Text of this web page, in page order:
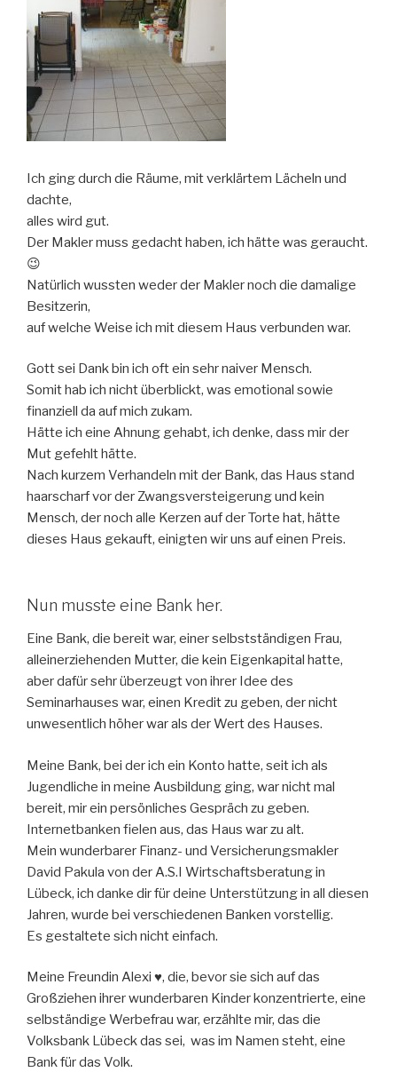
Ich ging durch die Räume, mit verklärtem Lächeln und
dachte,
alles wird gut.
Der Makler muss gedacht haben, ich hätte was geraucht.
😉
Natürlich wussten weder der Makler noch die damalige
Besitzerin,
auf welche Weise ich mit diesem Haus verbunden war.
Gott sei Dank bin ich oft ein sehr naiver Mensch.
Somit hab ich nicht überblickt, was emotional sowie
finanziell da auf mich zukam.
Hätte ich eine Ahnung gehabt, ich denke, dass mir der
Mut gefehlt hätte.
Nach kurzem Verhandeln mit der Bank, das Haus stand
haarscharf vor der Zwangsversteigerung und kein
Mensch, der noch alle Kerzen auf der Torte hat, hätte
dieses Haus gekauft, einigten wir uns auf einen Preis.
Nun musste eine Bank her.
Eine Bank, die bereit war, einer selbstständigen Frau,
alleinerziehenden Mutter, die kein Eigenkapital hatte,
aber dafür sehr überzeugt von ihrer Idee des
Seminarhauses war, einen Kredit zu geben, der nicht
unwesentlich höher war als der Wert des Hauses.
Meine Bank, bei der ich ein Konto hatte, seit ich als
Jugendliche in meine Ausbildung ging, war nicht mal
bereit, mir ein persönliches Gespräch zu geben.
Internetbanken fielen aus, das Haus war zu alt.
Mein wunderbarer Finanz- und Versicherungsmakler
David Pakula von der A.S.I Wirtschaftsberatung in
Lübeck, ich danke dir für deine Unterstützung in all diesen
Jahren, wurde bei verschiedenen Banken vorstellig.
Es gestaltete sich nicht einfach.
Meine Freundin Alexi ♥, die, bevor sie sich auf das
Großziehen ihrer wunderbaren Kinder konzentrierte, eine
selbständige Werbefrau war, erzählte mir, das die
Volksbank Lübeck das sei, was im Namen steht, eine
Bank für das Volk.